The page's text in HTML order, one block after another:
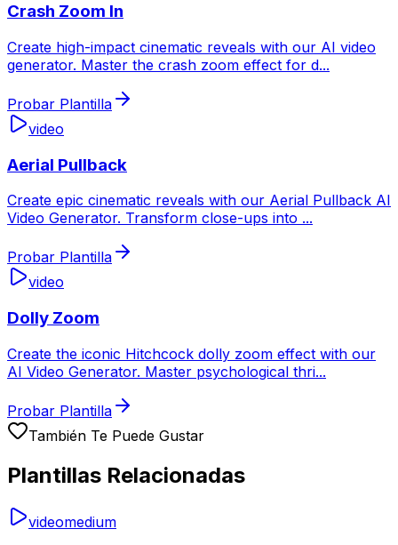
Crash Zoom In
Create high-impact cinematic reveals with our AI video
generator. Master the crash zoom effect for d...
Probar Plantilla
video
Aerial Pullback
Create epic cinematic reveals with our Aerial Pullback AI
Video Generator. Transform close-ups into ...
Probar Plantilla
video
Dolly Zoom
Create the iconic Hitchcock dolly zoom effect with our
AI Video Generator. Master psychological thri...
Probar Plantilla
También Te Puede Gustar
Plantillas Relacionadas
videomedium